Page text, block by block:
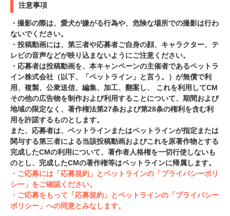
注意事項
・撮影の際は、愛犬が嫌がる行為や、危険な場所での撮影は行わ
ないでください。
・投稿動画には、第三者や応募者ご自身の顔、キャラクター、テ
レビの音声などが映り込まないようにご注意ください。
・応募者は投稿動画を、本キャンペーンの主催者であるペットラ
イン株式会社（以下、「ペットライン」と言う。）が無償で利
用、複製、公衆送信、編集、加工、翻案し、 これを利用してCM
その他の広告物を制作および利用することについて、期間および
地域の限定なく、著作権法第27条および第28条の権利を含む利
用を許諾するものとします。
また、応募者は、ペットラインまたはペットラインが指定または
関与する第三者による当該投稿動画およびこれを原著作物とする
完成したCMの利用について、著作者人格権を一切行使しないも
のとし、完成したCMの著作権等はペットラインに帰属します。
・ご応募には「応募規約」とペットラインの「プライバシーポリ
シー」をご確認ください。
・ご応募をもって「応募規約」とペットラインの「プライバシー
ポリシー」への同意とみなします。